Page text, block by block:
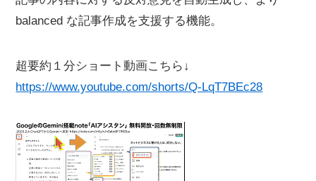
balanced な記事作成を支援する機能。
超要約１分ショート動画こちら↓
https://www.youtube.com/shorts/Q-LqT7BEc28